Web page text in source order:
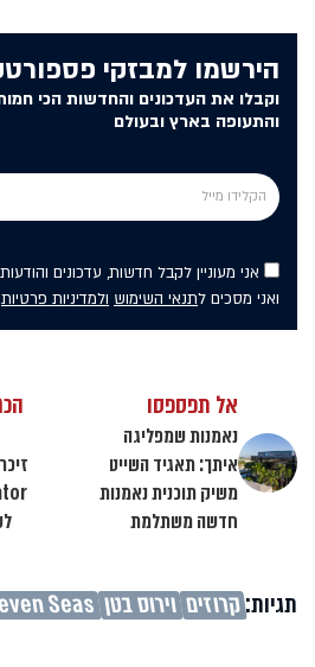
הירשמו למבזקי
וקבלו את העדכונים והחדשות הכי
והתעופה בארץ ובעולם
אני מעוניין לקבל חדשות, עדכונים
ואני מסכים לתנאי השימוש ולמדיניות פרטיות
אל תפספסו
נאמנות שמפליגה
איתך: תאגיד השייט
משיק תוכנית נאמנות
חדשה משתלמת
תגיות:קרוזים וירוס בטן Seas